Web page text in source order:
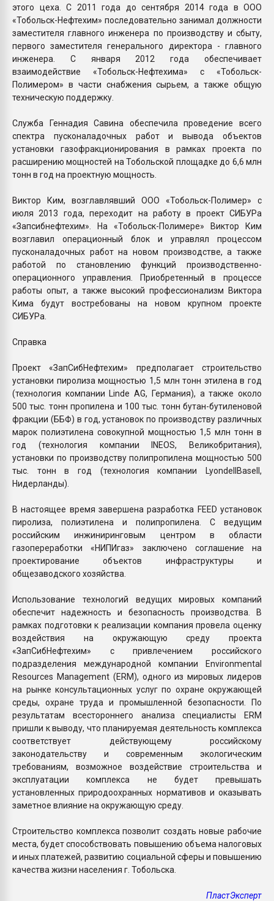
этого цеха. С 2011 года до сентября 2014 года в ООО
«Тобольск-Нефтехим» последовательно занимал должности
заместителя главного инженера по производству и сбыту,
первого заместителя генерального директора - главного
инженера. С января 2012 года обеспечивает
взаимодействие «Тобольск-Нефтехима» с «Тобольск-
Полимером» в части снабжения сырьем, а также общую
техническую поддержку.
Служба Геннадия Савина обеспечила проведение всего
спектра пусконаладочных работ и вывода объектов
установки газофракционирования в рамках проекта по
расширению мощностей на Тобольской площадке до 6,6 млн
тонн в год на проектную мощность.
Виктор Ким, возглавлявший ООО «Тобольск-Полимер» с
июля 2013 года, переходит на работу в проект СИБУРа
«Запсибнефтехим». На «Тобольск-Полимере» Виктор Ким
возглавил операционный блок и управлял процессом
пусконаладочных работ на новом производстве, а также
работой по становлению функций производственно-
операционного управления. Приобретенный в процессе
работы опыт, а также высокий профессионализм Виктора
Кима будут востребованы на новом крупном проекте
СИБУРа.
Справка
Проект «ЗапСибНефтехим» предполагает строительство
установки пиролиза мощностью 1,5 млн тонн этилена в год
(технология компании Linde AG, Германия), а также около
500 тыс. тонн пропилена и 100 тыс. тонн бутан-бутиленовой
фракции (ББФ) в год, установок по производству различных
марок полиэтилена совокупной мощностью 1,5 млн тонн в
год (технология компании INEOS, Великобритания),
установки по производству полипропилена мощностью 500
тыс. тонн в год (технология компании LyondellBasell,
Нидерланды).
В настоящее время завершена разработка FEED установок
пиролиза, полиэтилена и полипропилена. С ведущим
российским инжиниринговым центром в области
газопереработки «НИПИгаз» заключено соглашение на
проектирование объектов инфраструктуры и
общезаводского хозяйства.
Использование технологий ведущих мировых компаний
обеспечит надежность и безопасность производства. В
рамках подготовки к реализации компания провела оценку
воздействия на окружающую среду проекта
«ЗапСибНефтехим» с привлечением российского
подразделения международной компании Environmental
Resources Management (ERM), одного из мировых лидеров
на рынке консультационных услуг по охране окружающей
среды, охране труда и промышленной безопасности. По
результатам всестороннего анализа специалисты ERM
пришли к выводу, что планируемая деятельность комплекса
соответствует действующему российскому
законодательству и современным экологическим
требованиям, возможное воздействие строительства и
эксплуатации комплекса не будет превышать
установленных природоохранных нормативов и оказывать
заметное влияние на окружающую среду.
Строительство комплекса позволит создать новые рабочие
места, будет способствовать повышению объема налоговых
и иных платежей, развитию социальной сферы и повышению
качества жизни населения г. Тобольска.
ПластЭксперт